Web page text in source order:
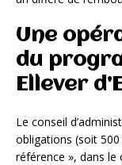
Une
du
Ellever
Le conseil
obligations (soit
référence », dans le